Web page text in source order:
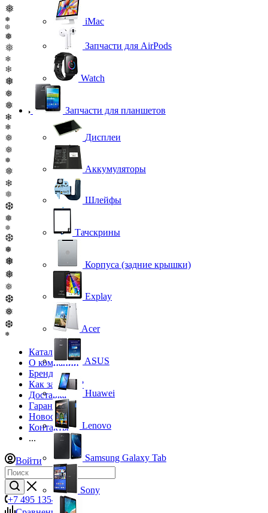
❅
❅
❆
❅
❅
❄
❄
❅
❅
❅
❄
❄
❅
❅
❅
❅
❄
❅
❆
❅
❅
❆
❅
❅
❅
❅
❆
❅
❆
❅
Каталог
О компании
Бренды
Как заказать?
Доставка
Гарантия
Новости
Контакты
...
Войти
+7 495 135-39-43
iMac
Запчасти для AirPods
Watch
Запчасти для планшетов
Дисплеи
Аккумуляторы
Шлейфы
Тачскрины
Корпуса (задние крышки)
Explay
Acer
ASUS
Huawei
Lenovo
Samsung Galaxy Tab
Sony